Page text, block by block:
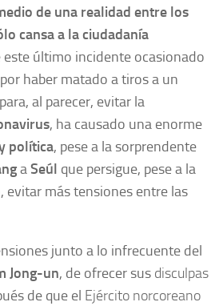
de una realidad entre los
cansa a la ciudadanía
este último incidente ocasionado
por haber matado a tiros a un
al parecer, evitar la
, ha causado una enorme
política, pese a la sorprendente
aSeúl que persigue, pese a la
evitar más tensiones entre las
junto a lo infrecuente del
Jong-un, de ofrecer sus disculpas
de que el Ejército norcoreano